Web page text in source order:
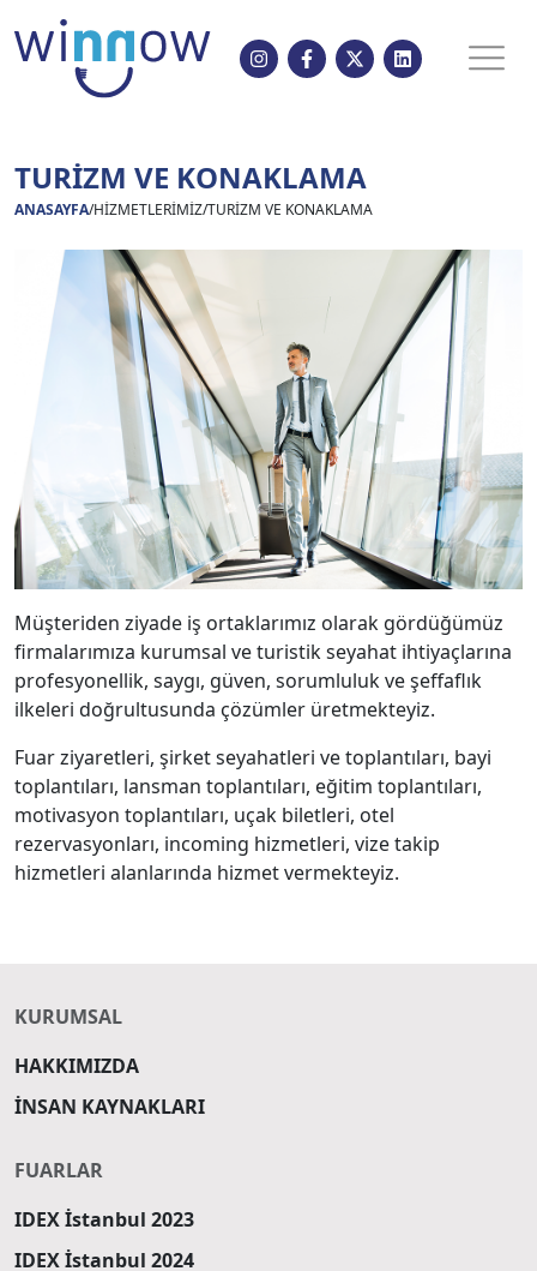
TURİZM VE KONAKLAMA
ANASAYFA/HİZMETLERİMİZ/TURİZM VE KONAKLAMA
Müşteriden ziyade iş ortaklarımız olarak gördüğümüz
firmalarımıza kurumsal ve turistik seyahat ihtiyaçlarına
profesyonellik, saygı, güven, sorumluluk ve şeffaflık
ilkeleri doğrultusunda çözümler üretmekteyiz.
Fuar ziyaretleri, şirket seyahatleri ve toplantıları, bayi
toplantıları, lansman toplantıları, eğitim toplantıları,
motivasyon toplantıları, uçak biletleri, otel
rezervasyonları, incoming hizmetleri, vize takip
hizmetleri alanlarında hizmet vermekteyiz.
KURUMSAL
HAKKIMIZDA
İNSAN KAYNAKLARI
FUARLAR
IDEX İstanbul 2023
IDEX İstanbul 2024